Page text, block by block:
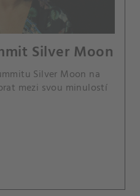
Silver Moon
Silver Moon na
mezi svou minulostí